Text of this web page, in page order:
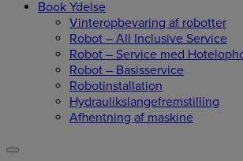
Book Ydelse
Vinteropbevaring af robotter
Robot – All Inclusive Service
Robot – Service med
Robot – Basisservice
Robotinstallation
Hydraulikslangefremstilling
Afhentning af maskine